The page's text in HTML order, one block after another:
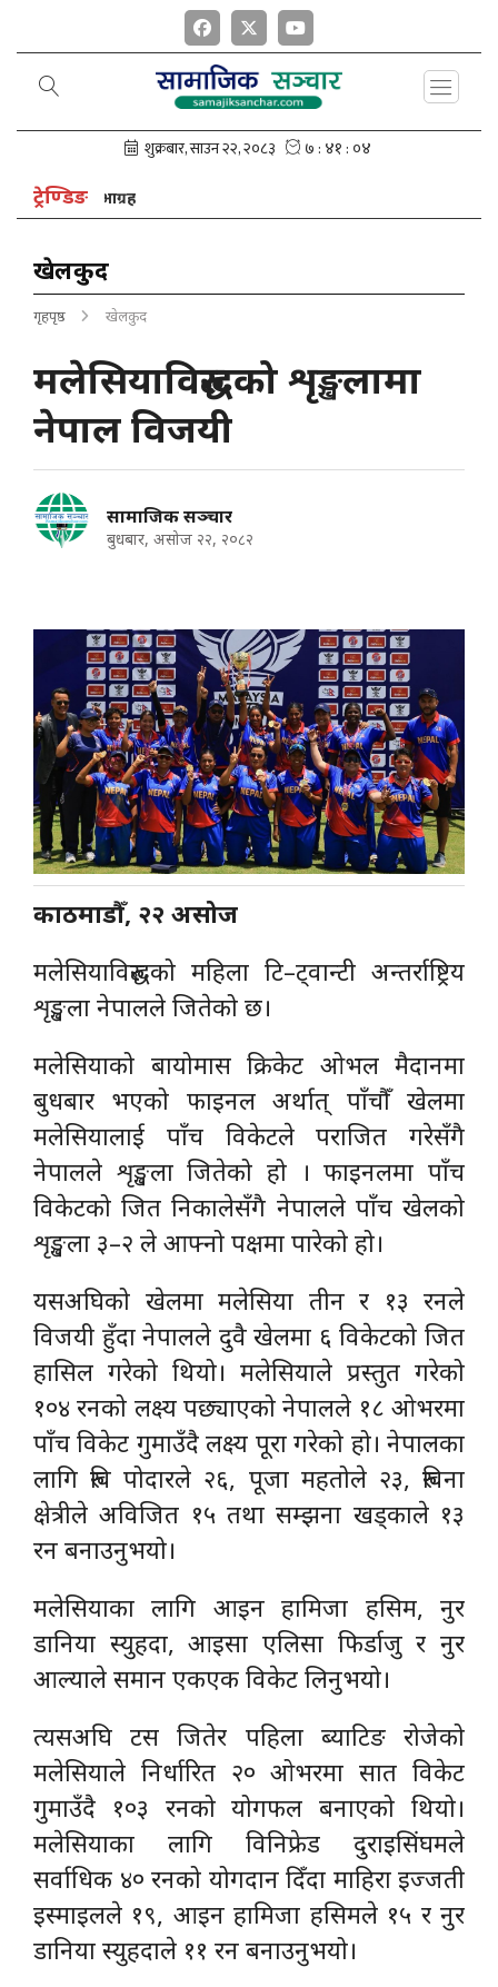
ट्रेण्डिङ
आग्रह
खेलकुद
गृहपृष्ठ खेलकुद
मलेसियाविरुद्धको शृङ्खलामा
नेपाल विजयी
सामाजिक सञ्चार
बुधबार, असोज २२, २०८२
काठमाडौँ, २२ असोज
मलेसियाविरुद्धको महिला टि–ट्वान्टी अन्तर्राष्ट्रिय
शृङ्खला नेपालले जितेको छ।
मलेसियाको बायोमास क्रिकेट ओभल मैदानमा
बुधबार भएको फाइनल अर्थात् पाँचौँ खेलमा
मलेसियालाई पाँच विकेटले पराजित गरेसँगै
नेपालले शृङ्खला जितेको हो । फाइनलमा पाँच
विकेटको जित निकालेसँगै नेपालले पाँच खेलको
शृङ्खला ३–२ ले आफ्नो पक्षमा पारेको हो।
यसअघिको खेलमा मलेसिया तीन र १३ रनले
विजयी हुँदा नेपालले दुवै खेलमा ६ विकेटको जित
हासिल गरेको थियो। मलेसियाले प्रस्तुत गरेको
१०४ रनको लक्ष्य पछ्याएको नेपालले १८ ओभरमा
पाँच विकेट गुमाउँदै लक्ष्य पूरा गरेको हो। नेपालका
लागि रुवि पोदारले २६, पूजा महतोले २३, रुविना
क्षेत्रीले अविजित १५ तथा सम्झना खड्काले १३
रन बनाउनुभयो।
मलेसियाका लागि आइन हामिजा हसिम, नुर
डानिया स्युहदा, आइसा एलिसा फिर्डाजु र नुर
आल्याले समान एकएक विकेट लिनुभयो।
त्यसअघि टस जितेर पहिला ब्याटिङ रोजेको
मलेसियाले निर्धारित २० ओभरमा सात विकेट
गुमाउँदै १०३ रनको योगफल बनाएको थियो।
मलेसियाका लागि विनिफ्रेड दुराइसिंघमले
सर्वाधिक ४० रनको योगदान दिँदा माहिरा इज्जती
इस्माइलले १९, आइन हामिजा हसिमले १५ र नुर
डानिया स्युहदाले ११ रन बनाउनुभयो।